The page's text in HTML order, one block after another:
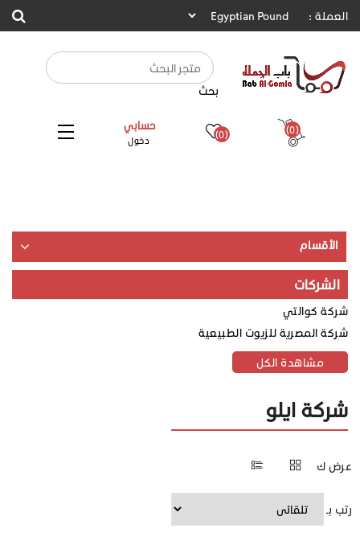
العملة :
بحث
حسابي
دخول (0) (0)
الأقسام
الشركات
شركة كوالتي
شركة المصرية للزيوت الطبيعية
مشاهدة الكل
شركة ايلو
عرض ك
رتب بـ